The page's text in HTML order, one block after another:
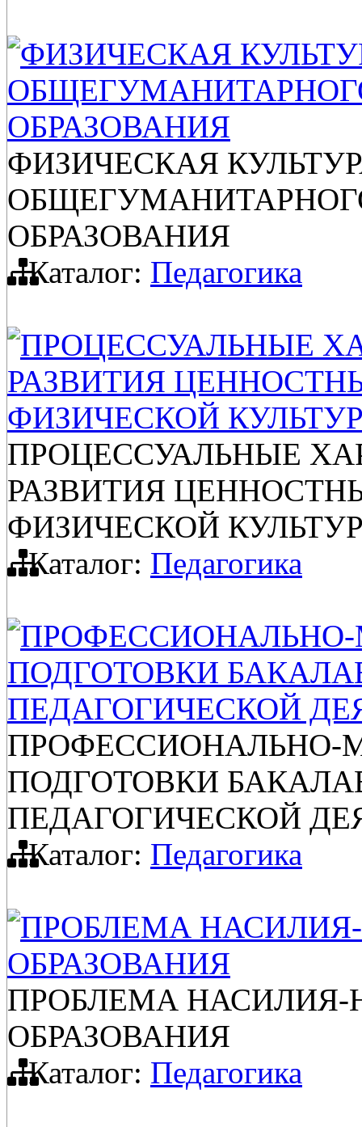
ФИЗИЧЕСКАЯ
ОБРАЗОВАНИЯ
ФИЗИЧЕСКАЯ
ОБРАЗОВАНИЯ
Каталог: Педагогика
ПРОЦЕССУАЛЬНЫЕ
РАЗВИТИЯ
ФИЗИЧЕСКОЙ
ПРОЦЕССУАЛЬНЫЕ
РАЗВИТИЯ
ФИЗИЧЕСКОЙ
Каталог: Педагогика
ПОДГОТОВКИ
ПЕДАГОГИЧЕСКОЙ
ПРОФЕССИОНАЛЬНО-
ПОДГОТОВКИ
ПЕДАГОГИЧЕСКОЙ
Каталог: Педагогика
ПРОБЛЕМА
ОБРАЗОВАНИЯ
ПРОБЛЕМА
ОБРАЗОВАНИЯ
Каталог: Педагогика